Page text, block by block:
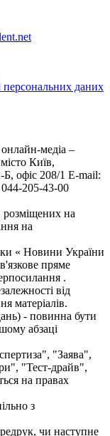
персональних даних
медіа –
Київ,
офіс 208/1 E-mail:
205-43-00
розміщених на
на
« Новини України
пряме
.
від
матеріалів.
- повинна бути
абзаці
"Заява",
"Тест-драйв",
на правах
з
чи наступне